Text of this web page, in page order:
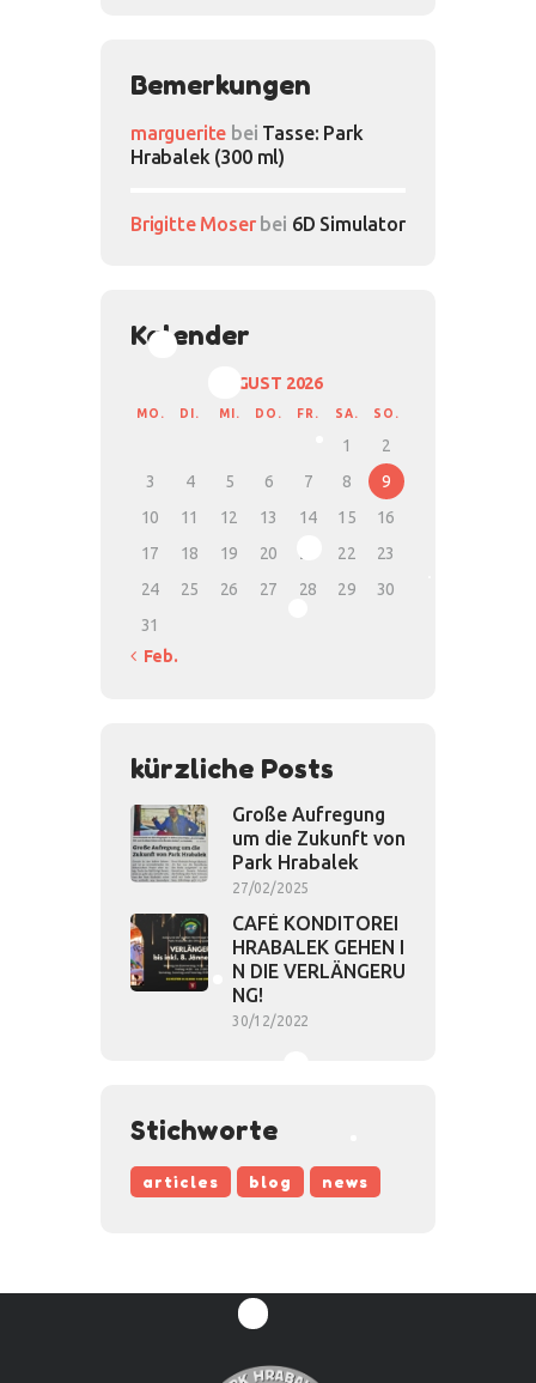
Bemerkungen
marguerite bei Tasse: Park
Hrabalek (300 ml)
Brigitte Moserbei 6D Simulator
Kalender
AUGUST 2026
MO. DI. MI. DO. FR. SA. SO.
1
2
3
4 5 6 7 8
9
10
11 12 13 14 15
16
17
18 19 20 21 22
23
24
25 26 27 28 29
30
31
« Feb.
kürzliche Posts
Große Aufregung
um die Zukunft von
Park Hrabalek
27/02/2025
CAFÉ KONDITOREI
HRABALEK GEHEN I
N DIE VERLÄNGERU
NG!
30/12/2022
Stichworte
articles blog news